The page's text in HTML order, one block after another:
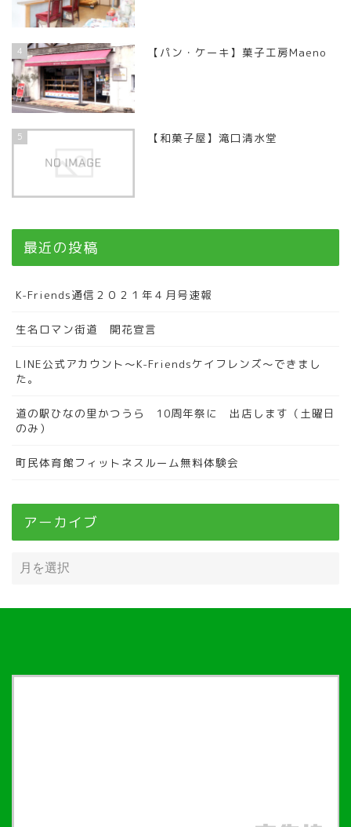
4 【パン・ケーキ】菓子工房Maeno
5 【和菓子屋】滝口清水堂
最近の投稿
K-Friends通信２０２１年４月号速報
生名ロマン街道 開花宣言
LINE公式アカウント～K-Friendsケイフレンズ～できまし
た。
道の駅ひなの里かつうら 10周年祭に 出店します（土曜日
のみ）
町民体育館フィットネスルーム無料体験会
アーカイブ